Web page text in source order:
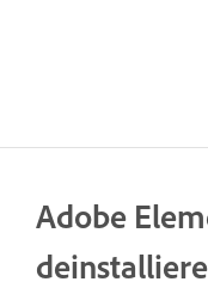
Adobe